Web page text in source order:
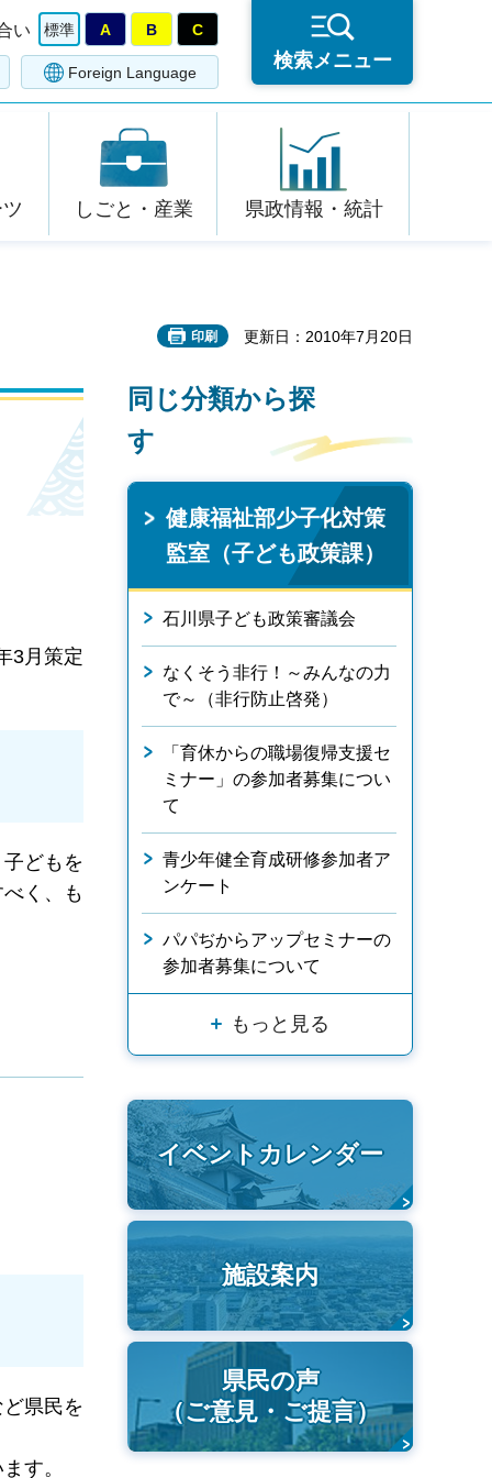
い 標準 A B C
Foreign Language
検索メニュー
しごと・産業 県政情報・統計
印刷 更新日：2010年7月20日
3月策定
どもを
く、も
県民を
す。
同じ分類から探
す
健康福祉部少子化対策
監室（子ども政策課）
石川県子ども政策審議会
なくそう非行！～みんなの力
で～（非行防止啓発）
「育休からの職場復帰支援セ
ミナー」の参加者募集につい
て
青少年健全育成研修参加者ア
ンケート
パパぢからアップセミナーの
参加者募集について
もっと見る
イベントカレンダー
施設案内
県民の声
（ご意見・ご提言）